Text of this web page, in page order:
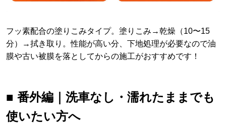
フッ素配合の塗りこみタイプ。塗りこみ→乾燥（10〜15
分）→拭き取り。性能が高い分、下地処理が必要なので油
膜や古い被膜を落としてからの施工がおすすめです！
■ 番外編｜洗車なし・濡れたままでも
使いたい方へ